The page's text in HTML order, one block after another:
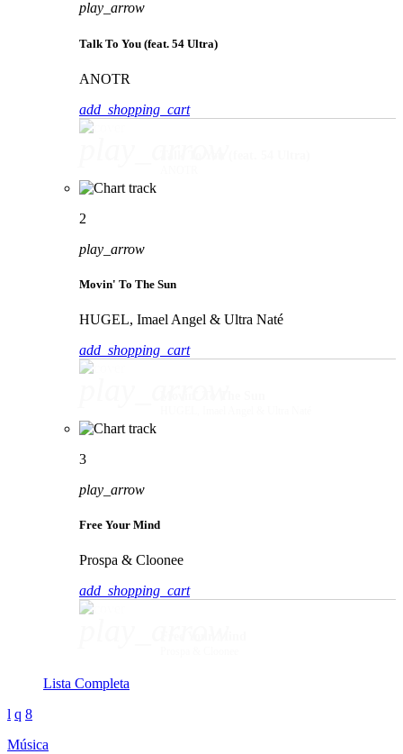
play_arrow
Talk To You (feat. 54 Ultra)
ANOTR
add_shopping_cart
2
play_arrow
Movin' To The Sun
HUGEL, Imael Angel & Ultra Naté
add_shopping_cart
3
play_arrow
Free Your Mind
Prospa & Cloonee
add_shopping_cart
Lista Completa
Música